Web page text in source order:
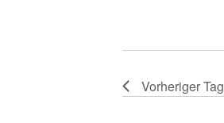
Vorheriger Tag